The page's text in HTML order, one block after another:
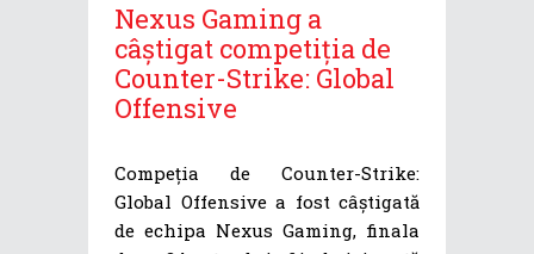
Nexus Gaming a
câștigat competiția de
Counter-Strike: Global
Offensive
Compeția de Counter-Strike:
Global Offensive a fost câștigată
de echipa Nexus Gaming, finala